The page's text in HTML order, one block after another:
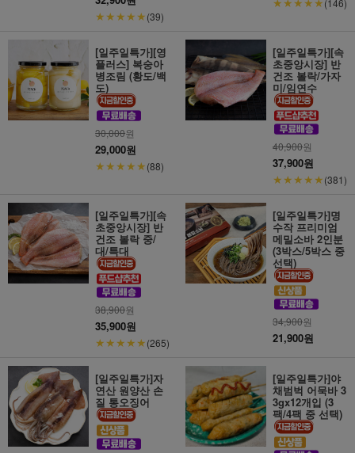
★★★★★(39)
[일주일특가][영
플러스] 복숭아
병조림 (황도/백
도)
30,000원
29,000원
★★★★★(88)
[일주일특가][속
초중앙시장] 반
건조 볼락/가자
미/임연수
40,900원
37,900원
★★★★★(381)
[일주일특가][속
초중앙시장] 반
건조 볼락 중/
대/특대
38,900원
35,900원
★★★★★(265)
[일주일특가]명
수작 프리미엄
메밀소바 2인분
(3박스/5박스 중
선택)
34,900원
21,900원
[일주일특가]자
연산 원양산 손
질 통오징어
[일주일특가]야
채범벅 어묵바 3
3gx12개입 (3
팩/4팩 중 선택)